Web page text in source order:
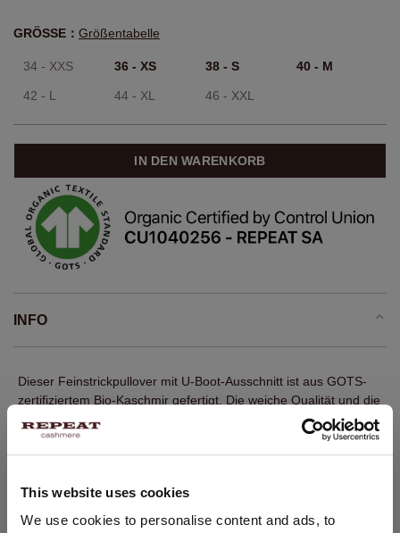
This website uses cookies
We use cookies to personalise content and ads, to
GRÖSSE： Größentabelle
34 - XXS 36 - XS 38 - S 40 - M
42 - L 44 - XL 46 - XXL
IN DEN WARENKORB
INFO
Dieser Feinstrickpullover mit U-Boot-Ausschnitt ist aus GOTS-
zertifiziertem Bio-Kaschmir gefertigt. Die weiche Qualität und die
feine Rollkante verleihen ihm eine feminine Ausstrahlung. Die
schmale, gerade Passform lässt sich solo oder unter Strickjacke
und Blazer tragen.
Fein gestrickt
100 % GOTS-zertifizierter Bio-Kaschmir
STANDORT ÄNDERN